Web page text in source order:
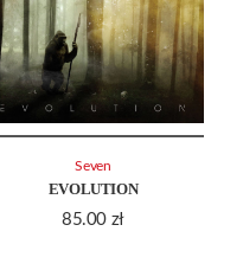
EVOLUTION
85.00 zł
Seven